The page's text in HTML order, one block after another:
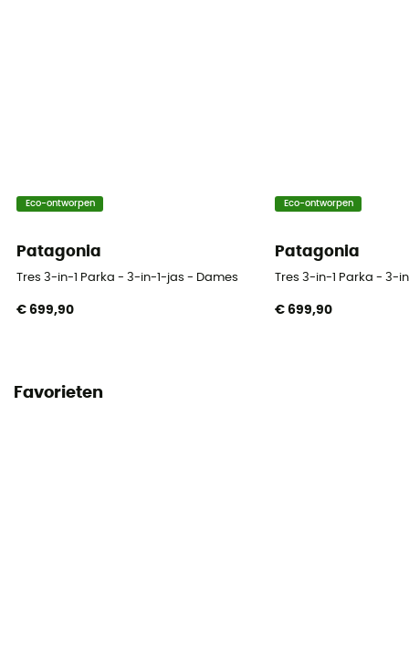
Eco-ontworpen
Patagonia
Tres 3-in-1 Parka - 3-in-1-jas - Dames
€ 699,90
Eco-ontworpen
Patagonia
Tres 3-in-1 Parka - 3-
€ 699,90
Favorieten